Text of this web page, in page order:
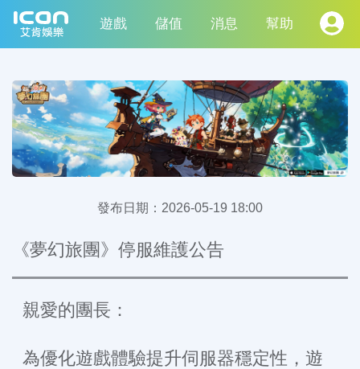
遊戲 儲值 消息 幫助
發布日期： 2026-05-19 18:00
《夢幻旅團》停服維護公告
親愛的團長：
為優化遊戲體驗提升伺服器穩定性，遊